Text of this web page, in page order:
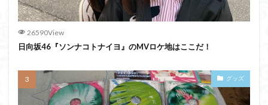
26590View
日向坂46『ソンナコトナイヨ』のMVロケ地はここだ！
グッズ